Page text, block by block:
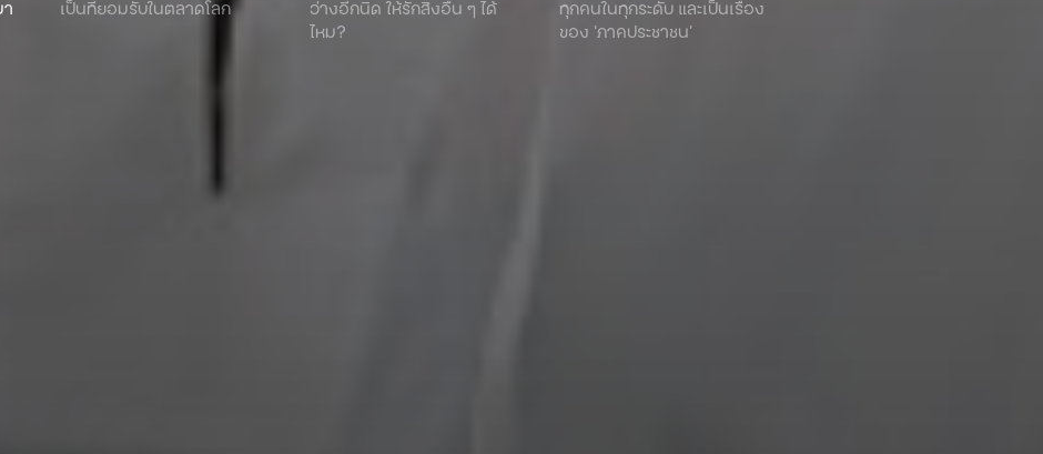
เป็นที่ยอมรับในตลาดโลก
ว่างอีกนิด ให้รักสิ่งอื่น ๆ ได้
ไหม?
ทุกคนในทุกระดับ และเป็นเรื่อง
ของ ‘ภาคประชาชน’